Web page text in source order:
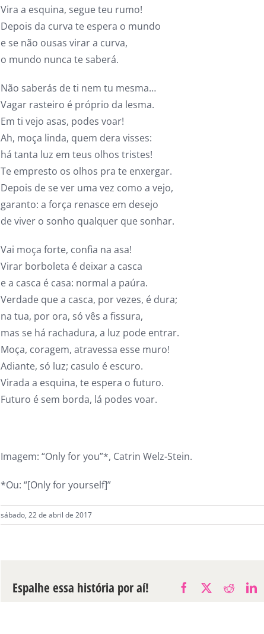
Vira a esquina, segue teu rumo!
Depois da curva te espera o mundo
e se não ousas virar a curva,
o mundo nunca te saberá.
Não saberás de ti nem tu mesma…
Vagar rasteiro é próprio da lesma.
Em ti vejo asas, podes voar!
Ah, moça linda, quem dera visses:
há tanta luz em teus olhos tristes!
Te empresto os olhos pra te enxergar.
Depois de se ver uma vez como a vejo,
garanto: a força renasce em desejo
de viver o sonho qualquer que sonhar.
Vai moça forte, confia na asa!
Virar borboleta é deixar a casca
e a casca é casa: normal a paúra.
Verdade que a casca, por vezes, é dura;
na tua, por ora, só vês a fissura,
mas se há rachadura, a luz pode entrar.
Moça, coragem, atravessa esse muro!
Adiante, só luz; casulo é escuro.
Virada a esquina, te espera o futuro.
Futuro é sem borda, lá podes voar.
Imagem: “Only for you”*, Catrin Welz-Stein.
*Ou: “[Only for yourself]”
sábado, 22 de abril de 2017
Espalhe essa história por aí! Facebook Reddit